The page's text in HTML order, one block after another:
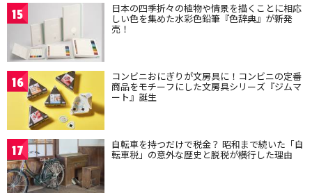
15 日本の四季折々の植物や情景を描くことに相応
しい色を集めた水彩色鉛筆『色辞典』が新発
売！
16 コンビニおにぎりが文房具に！コンビニの定番
商品をモチーフにした文房具シリーズ『ジムマ
ート』誕生
17 自転車を持つだけで税金？ 昭和まで続いた「自
転車税」の意外な歴史と脱税が横行した理由